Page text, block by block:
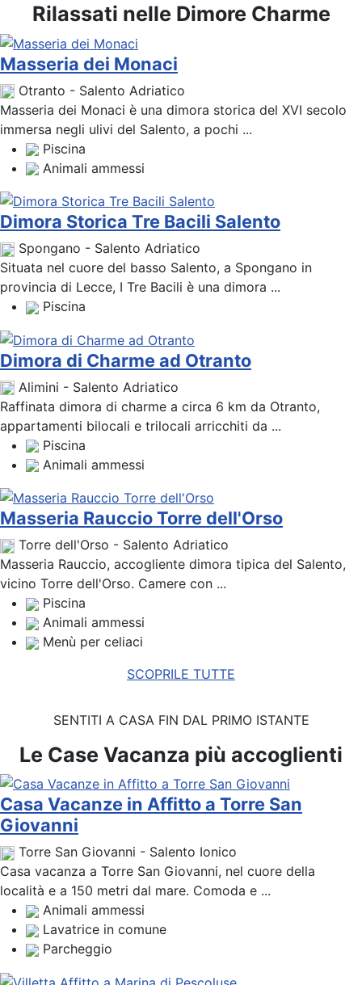
Rilassati nelle Dimore Charme
Masseria dei Monaci
Otranto - Salento Adriatico
Masseria dei Monaci è una dimora storica del XVI secolo
immersa negli ulivi del Salento, a pochi ...
Piscina
Animali ammessi
Dimora Storica Tre Bacili Salento
Spongano - Salento Adriatico
Situata nel cuore del basso Salento, a Spongano in
provincia di Lecce, I Tre Bacili è una dimora ...
Piscina
Dimora di Charme ad Otranto
Alimini - Salento Adriatico
Raffinata dimora di charme a circa 6 km da Otranto,
appartamenti bilocali e trilocali arricchiti da ...
Piscina
Animali ammessi
Masseria Rauccio Torre dell'Orso
Torre dell'Orso - Salento Adriatico
Masseria Rauccio, accogliente dimora tipica del Salento,
vicino Torre dell'Orso. Camere con ...
Piscina
Animali ammessi
Menù per celiaci
SCOPRILE TUTTE
SENTITI A CASA FIN DAL PRIMO ISTANTE
Le Case Vacanza più accoglienti
Casa Vacanze in Affitto a Torre San
Giovanni
Torre San Giovanni - Salento Ionico
Casa vacanza a Torre San Giovanni, nel cuore della
località e a 150 metri dal mare. Comoda e ...
Animali ammessi
Lavatrice in comune
Parcheggio